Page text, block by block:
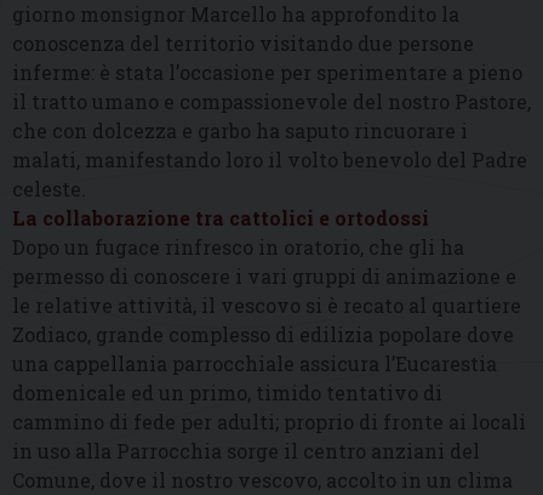
giorno monsignor Marcello ha approfondito la
conoscenza del territorio visitando due persone
inferme: è stata l’occasione per sperimentare a pieno
il tratto umano e compassionevole del nostro Pastore,
che con dolcezza e garbo ha saputo rincuorare i
malati, manifestando loro il volto benevolo del Padre
celeste.
La collaborazione tra cattolici e ortodossi
Dopo un fugace rinfresco in oratorio, che gli ha
permesso di conoscere i vari gruppi di animazione e
le relative attività, il vescovo si è recato al quartiere
Zodiaco, grande complesso di edilizia popolare dove
una cappellania parrocchiale assicura l’Eucarestia
domenicale ed un primo, timido tentativo di
cammino di fede per adulti; proprio di fronte ai locali
in uso alla Parrocchia sorge il centro anziani del
Comune, dove il nostro vescovo, accolto in un clima